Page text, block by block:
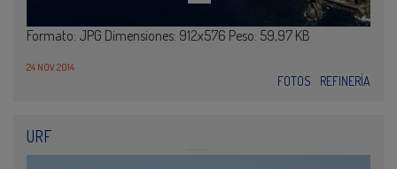
Formato: JPG Dimensiones: 912x576 Peso: 59,97 KB
24 NOV 2014
FOTOS REFINERÍA
URF